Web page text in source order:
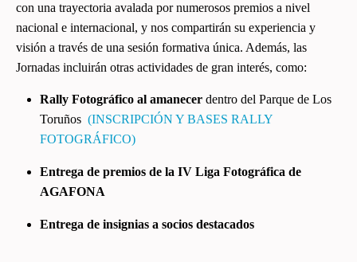
con una trayectoria avalada por numerosos premios a nivel
nacional e internacional, y nos compartirán su experiencia y
visión a través de una sesión formativa única. Además, las
Jornadas incluirán otras actividades de gran interés, como:
Rally Fotográfico al amanecer dentro del Parque de Los
Toruños (INSCRIPCIÓN Y BASES RALLY
FOTOGRÁFICO)
Entrega de premios de la IV Liga Fotográfica de
AGAFONA
Entrega de insignias a socios destacados